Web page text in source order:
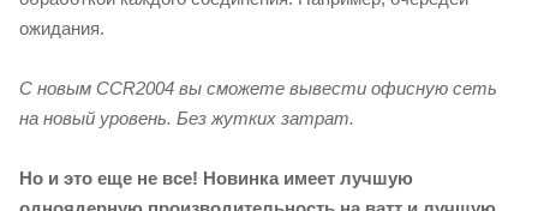
ожидания.
С новым CCR2004 вы сможете вывести офисную сеть
на новый уровень. Без жутких затрат.
Но и это еще не все! Новинка имеет лучшую